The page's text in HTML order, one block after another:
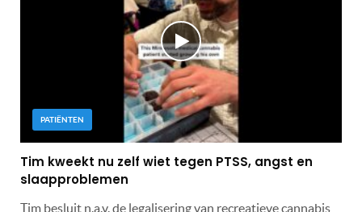
PATIËNTEN
Tim kweekt nu zelf wiet tegen PTSS, angst en
slaapproblemen
Tim besluit n.a.v. de legalisering van recreatieve cannabis